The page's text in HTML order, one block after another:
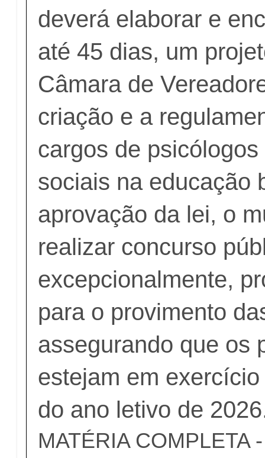
deverá elaborar e
até 45 dias, um
Câmara de
criação e a
cargos de
sociais na educação
aprovação da lei, o
realizar concurso
excepcionalmente,
para o provimento
assegurando que os
estejam em
do ano letivo de
MATÉRIA COMPLETA